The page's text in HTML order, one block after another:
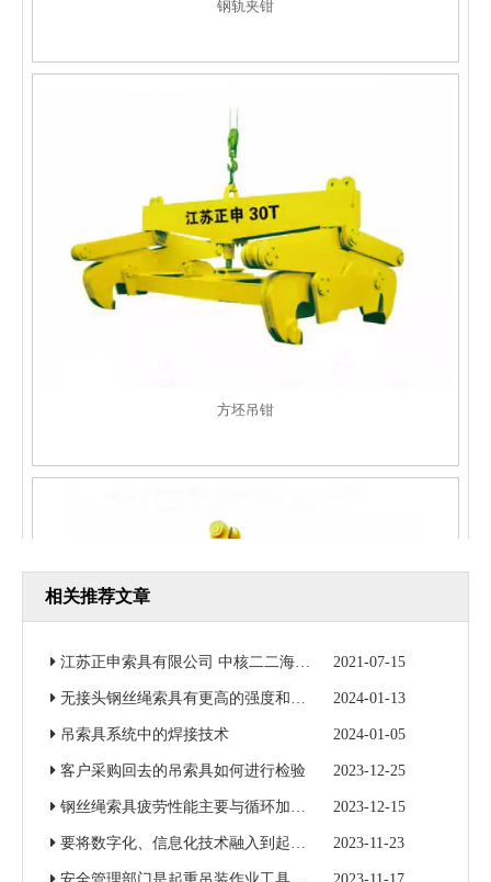
钢轨夹钳
方坯吊钳
自动闭合带钢卷夹钳
相关推荐文章
江苏正申索具有限公司 中核二二海南昌江核电3号机组钢衬里模块一成功吊装 2021-07-15
无接头钢丝绳索具有更高的强度和更好的耐磨性 2024-01-13
吊索具系统中的焊接技术 2024-01-05
客户采购回去的吊索具如何进行检验 2023-12-25
钢丝绳索具疲劳性能主要与循环加载次数和加载力有关 2023-12-15
要将数字化、信息化技术融入到起重吊装作业当中 2023-11-23